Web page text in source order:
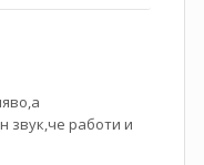
звук,че работи и